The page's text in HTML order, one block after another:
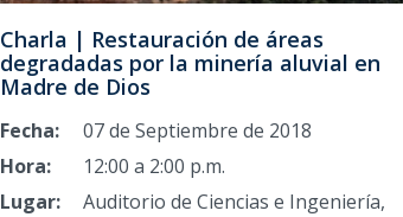
Charla | Restauración de áreas
degradadas por la minería aluvial en
Madre de Dios
Fecha:
07 de Septiembre de 2018
Hora:
12:00 a 2:00 p.m.
Lugar:
Auditorio de Ciencias e Ingeniería,